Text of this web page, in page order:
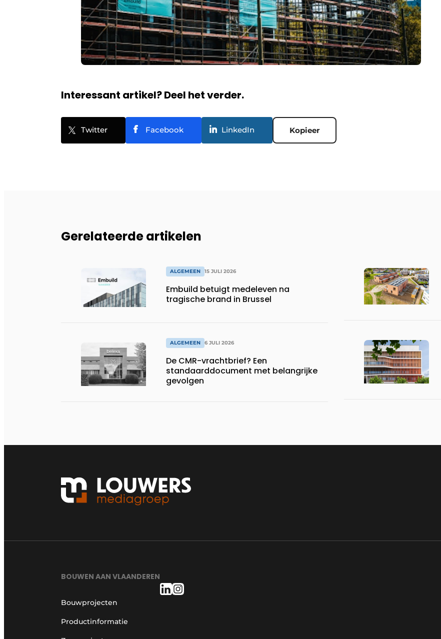
Interessant artikel? Deel het verder.
Twitter Facebook LinkedIn Kopieer
Gerelateerde artikelen
ALGEMEEN 15 JULI 2026
Embuild betuigt medeleven na
tragische brand in Brussel
ALGEMEEN 6 JULI 2026
De CMR-vrachtbrief? Een
standaarddocument met belangrijke
gevolgen
BOUWEN AAN VLAANDEREN
Bouwprojecten
Productinformatie